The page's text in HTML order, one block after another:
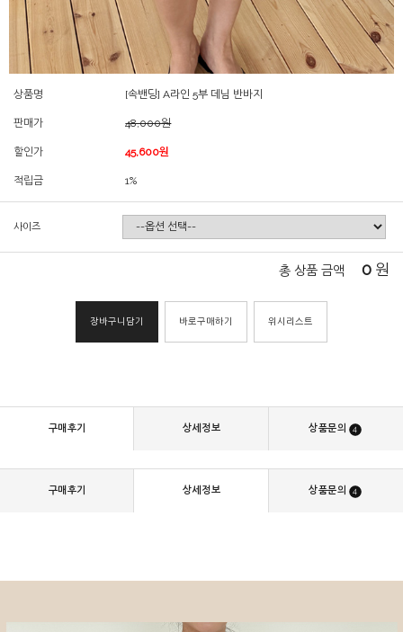
상품명 [속밴딩] A라인 5부 데님 반바지
판매가 48,000원
할인가 45,600원
적립금 1%
사이즈
총 상품 금액 0 원
장바구니담기 바로구매하기 위시리스트
구매후기 상세정보 상품문의 4
구매후기 상세정보 상품문의 4